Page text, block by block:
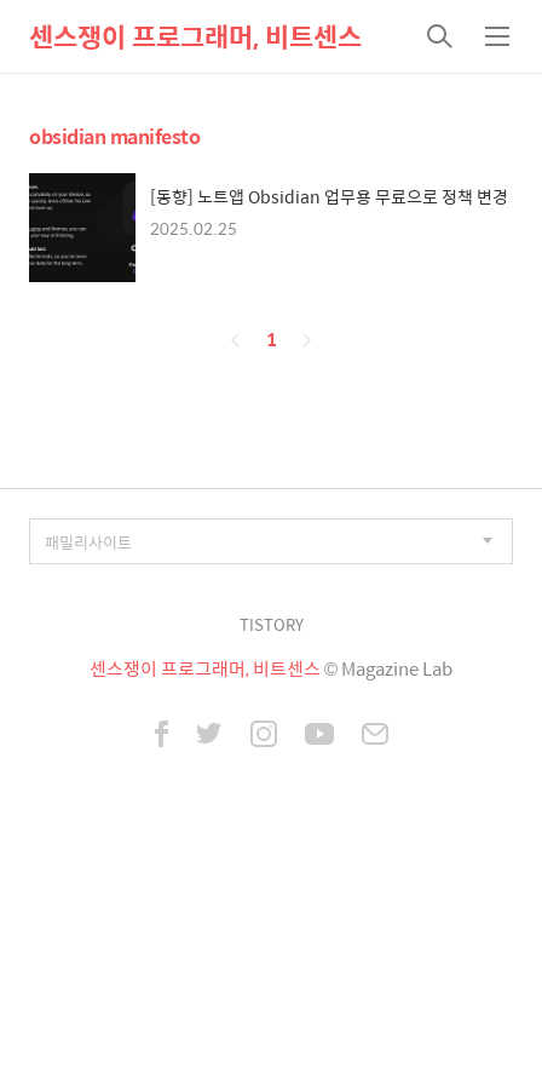
센스쟁이 프로그래머, 비트센스
검
색
메
뉴
obsidian manifesto
[동향] 노트앱 Obsidian 업무용 무료으로 정책 변경
2025.02.25
페
1
TISTORY
센스쟁이 프로그래머, 비트센스© Magazine Lab